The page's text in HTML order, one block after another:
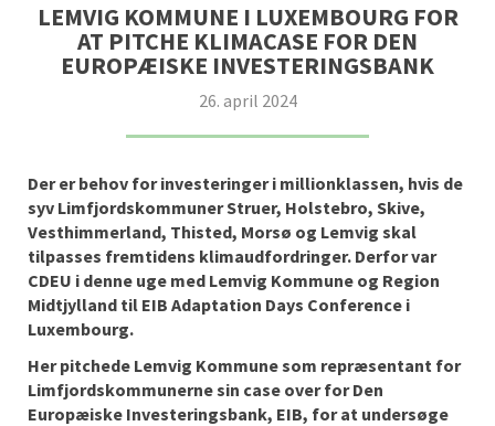
LEMVIG KOMMUNE I LUXEMBOURG FOR
AT PITCHE KLIMACASE FOR DEN
EUROPÆISKE INVESTERINGSBANK
26. april 2024
Der er behov for investeringer i millionklassen, hvis de
syv Limfjordskommuner Struer, Holstebro, Skive,
Vesthimmerland, Thisted, Morsø og Lemvig skal
tilpasses fremtidens klimaudfordringer. Derfor var
CDEU i denne uge med Lemvig Kommune og Region
Midtjylland til EIB Adaptation Days Conference i
Luxembourg.
Her pitchede Lemvig Kommune som repræsentant for
Limfjordskommunerne sin case over for Den
Europæiske Investeringsbank, EIB, for at undersøge